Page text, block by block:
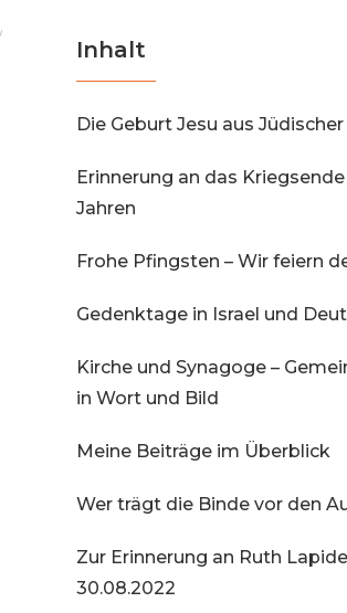
Inhalt
Die Geburt Jesu aus
Erinnerung an das
Jahren
Frohe Pfingsten – Wir feiern
Gedenktage in Israel und
Kirche und Synagoge –
in Wort und Bild
Meine Beiträge im Überblick
Wer trägt die Binde vor den
Zur Erinnerung an Ruth Lapide
30.08.2022